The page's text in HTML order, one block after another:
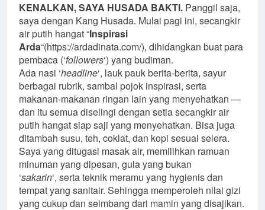
KENALKAN, SAYA HUSADA BAKTI. Panggil saja,
saya dengan Kang Husada. Mulai pagi ini, secangkir
air putih hangat “Inspirasi
Arda“(https://ardadinata.com/), dihidangkan buat para
pembaca (‘followers‘) yang budiman.
Ada nasi ‘headline‘, lauk pauk berita-berita, sayur
berbagai rubrik, sambal pojok inspirasi, serta
makanan-makanan ringan lain yang menyehatkan —
dan itu semua diselingi dengan setia secangkir air
putih hangat siap saji yang menyehatkan. Bisa juga
ditambah susu, teh, coklat, dan kopi sesuai selera.
Saya yang ditugasi masak air, memilihkan ramuan
minuman yang dipesan, gula yang bukan
‘sakarin‘, serta teknik meramu yang hygienis dan
tempat yang sanitair. Sehingga memperoleh nilai gizi
yang cukup dan seimbang dari mamin yang disajikan.